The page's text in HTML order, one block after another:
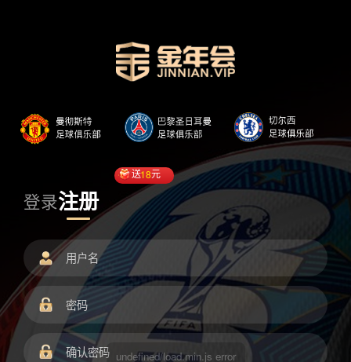
登录注册
送18元